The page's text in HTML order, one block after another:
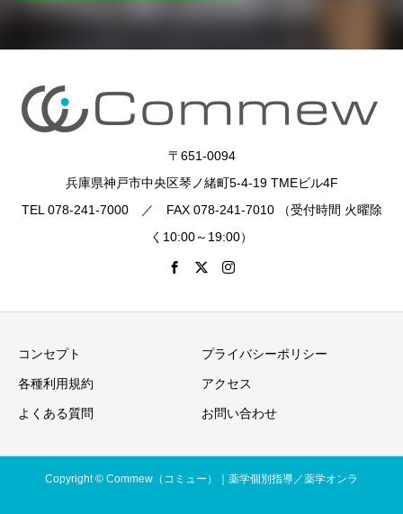
〒651-0094
兵庫県神戸市中央区琴ノ緒町5-4-19 TMEビル4F
TEL 078-241-7000 ／ FAX 078-241-7010 （受付時間 火曜除
く10:00～19:00）
コンセプト プライバシーポリシー
各種利用規約 アクセス
よくある質問 お問い合わせ
Copyright © Commew（コミュー）｜薬学個別指導／薬学オンラ